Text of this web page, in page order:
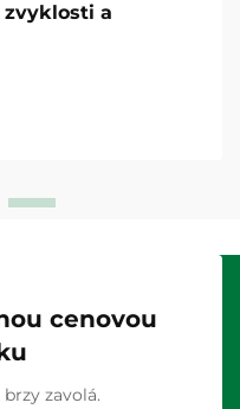
a
cenovou
zavolá.